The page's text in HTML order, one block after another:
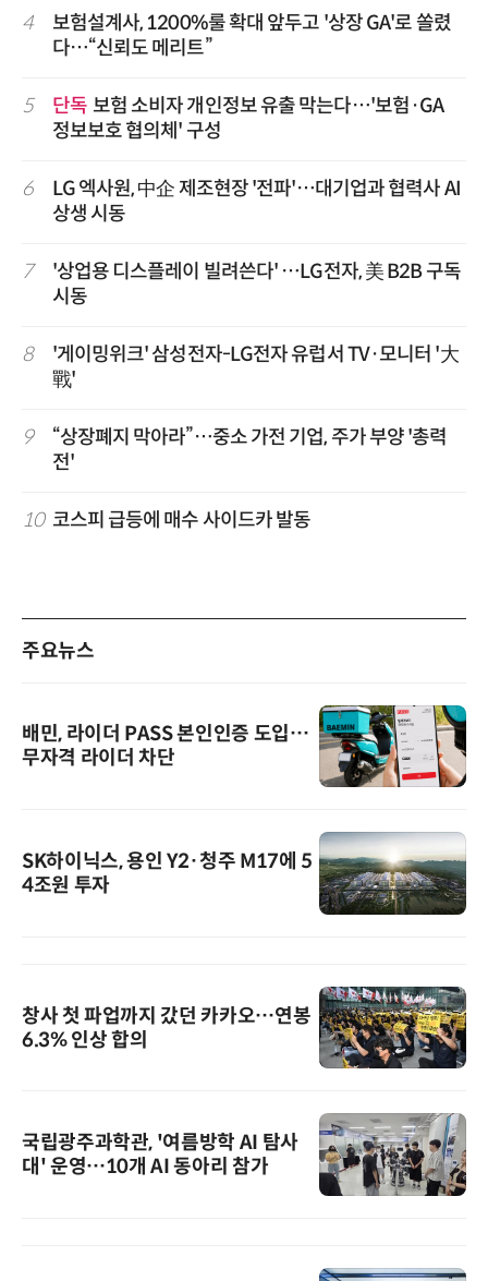
4
보험설계사, 1200%룰 확대 앞두고 '상장 GA'로 쏠렸
다…“신뢰도 메리트”
5 단독 보험 소비자 개인정보 유출 막는다…'보험·GA
정보보호 협의체' 구성
6
LG 엑사원, 中企 제조현장 '전파'…대기업과 협력사 AI
상생 시동
7
'상업용 디스플레이 빌려쓴다' …LG전자, 美 B2B 구독
시동
8
'게이밍위크' 삼성전자-LG전자 유럽서 TV·모니터 '大
戰'
9
“상장폐지 막아라”…중소 가전 기업, 주가 부양 '총력
전'
10 코스피 급등에 매수 사이드카 발동
주요뉴스
배민, 라이더 PASS 본인인증 도입…
무자격 라이더 차단
SK하이닉스, 용인 Y2·청주 M17에 5
4조원 투자
창사 첫 파업까지 갔던 카카오…연봉
6.3% 인상 합의
국립광주과학관, '여름방학 AI 탐사
대' 운영…10개 AI 동아리 참가